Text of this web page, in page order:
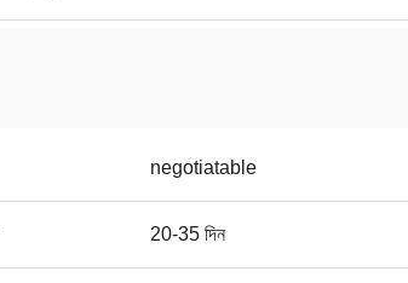
negotiatable
20-35 দিন